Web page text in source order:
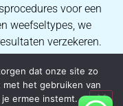
voor een
weefseltypes, we
verzekeren.
operators kunnen
verzekeren.
dat onze site zo
met het gebruiken van
ermee instemt.